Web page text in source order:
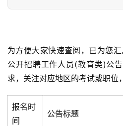
为方便大家快速查阅，已为您
公开招聘工作人员(教育类)公
求，关注对应地区的考试或职位
报名时
间
公告标题